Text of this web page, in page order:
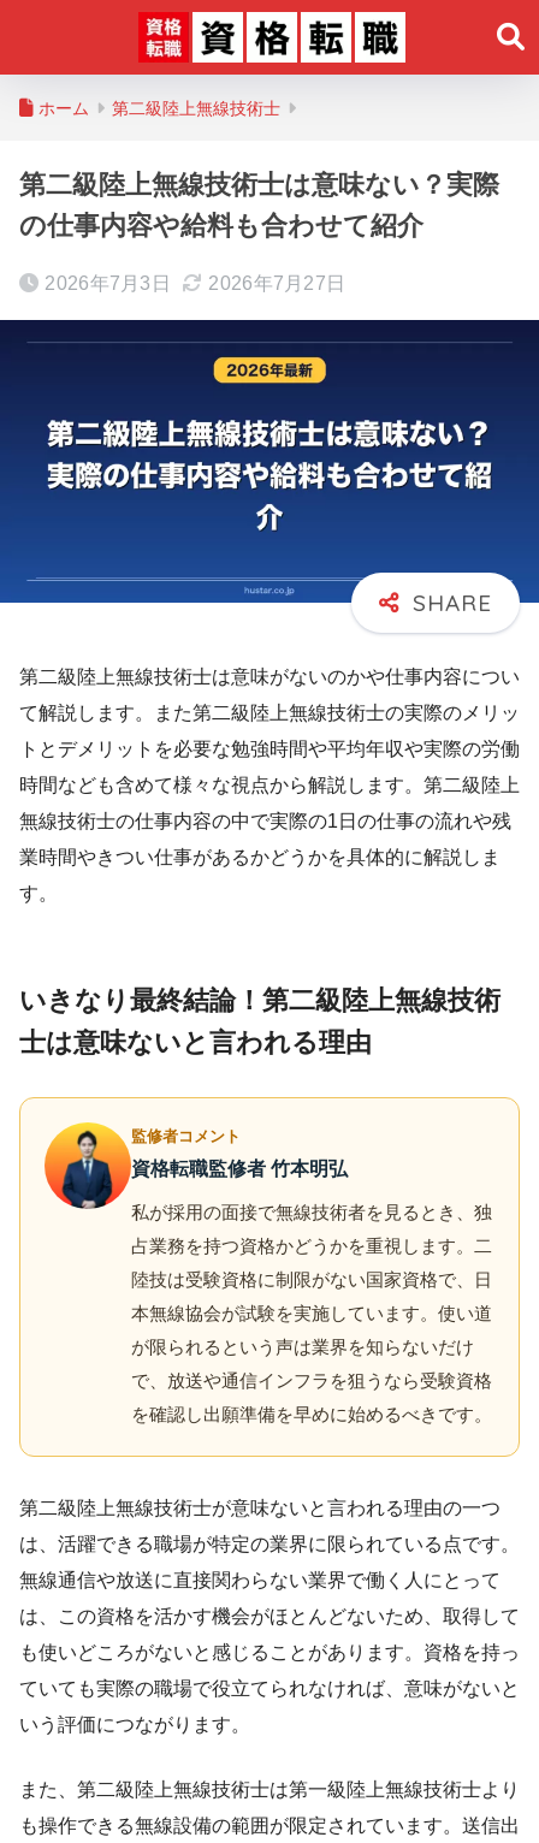
ホーム 第二級陸上無線技術士
第二級陸上無線技術士は意味ない？実際
の仕事内容や給料も合わせて紹介
2026年7月3日 2026年7月27日
第二級陸上無線技術士は意味がないのかや仕事内容につい
て解説します。また第二級陸上無線技術士の実際のメリッ
トとデメリットを必要な勉強時間や平均年収や実際の労働
時間なども含めて様々な視点から解説します。第二級陸上
無線技術士の仕事内容の中で実際の1日の仕事の流れや残
業時間やきつい仕事があるかどうかを具体的に解説しま
す。
いきなり最終結論！第二級陸上無線技術
士は意味ないと言われる理由
監修者コメント
資格転職監修者 竹本明弘
私が採用の面接で無線技術者を見るとき、独
占業務を持つ資格かどうかを重視します。二
陸技は受験資格に制限がない国家資格で、日
本無線協会が試験を実施しています。使い道
が限られるという声は業界を知らないだけ
で、放送や通信インフラを狙うなら受験資格
を確認し出願準備を早めに始めるべきです。
第二級陸上無線技術士が意味ないと言われる理由の一つ
は、活躍できる職場が特定の業界に限られている点です。
無線通信や放送に直接関わらない業界で働く人にとって
は、この資格を活かす機会がほとんどないため、取得して
も使いどころがないと感じることがあります。資格を持っ
ていても実際の職場で役立てられなければ、意味がないと
いう評価につながります。
また、第二級陸上無線技術士は第一級陸上無線技術士より
も操作できる無線設備の範囲が限定されています。送信出